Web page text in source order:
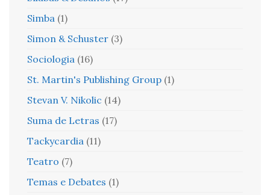
Simba (1)
Simon & Schuster (3)
Sociologia (16)
St. Martin's Publishing Group (1)
Stevan V. Nikolic (14)
Suma de Letras (17)
Tackycardia (11)
Teatro (7)
Temas e Debates (1)